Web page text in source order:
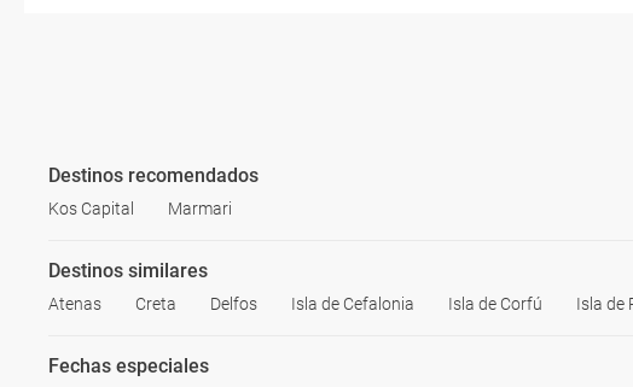
Destinos recomendados
Kos Capital Marmari
Destinos similares
Atenas Creta Delfos Isla de Cefalonia Isla de Corfú Isla de
Fechas especiales